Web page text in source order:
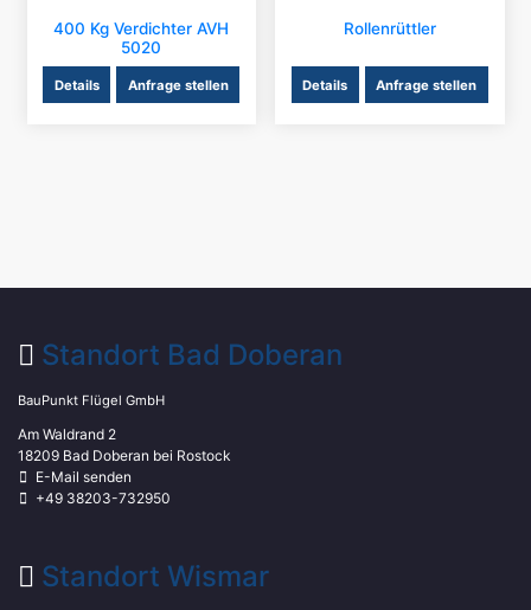
400 Kg Verdichter AVH
5020
Details Anfrage stellen
Rollenrüttler
Details Anfrage stellen
Standort Bad Doberan
BauPunkt Flügel GmbH
Am Waldrand 2
18209 Bad Doberan bei Rostock
E-Mail senden
+49 38203-732950
Standort Wismar